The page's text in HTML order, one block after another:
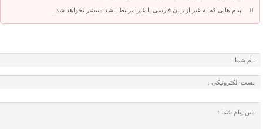
پیام هایی که به غیر از زبان فارسی یا غیر مرتبط باشد منتشر نخواهد شد.